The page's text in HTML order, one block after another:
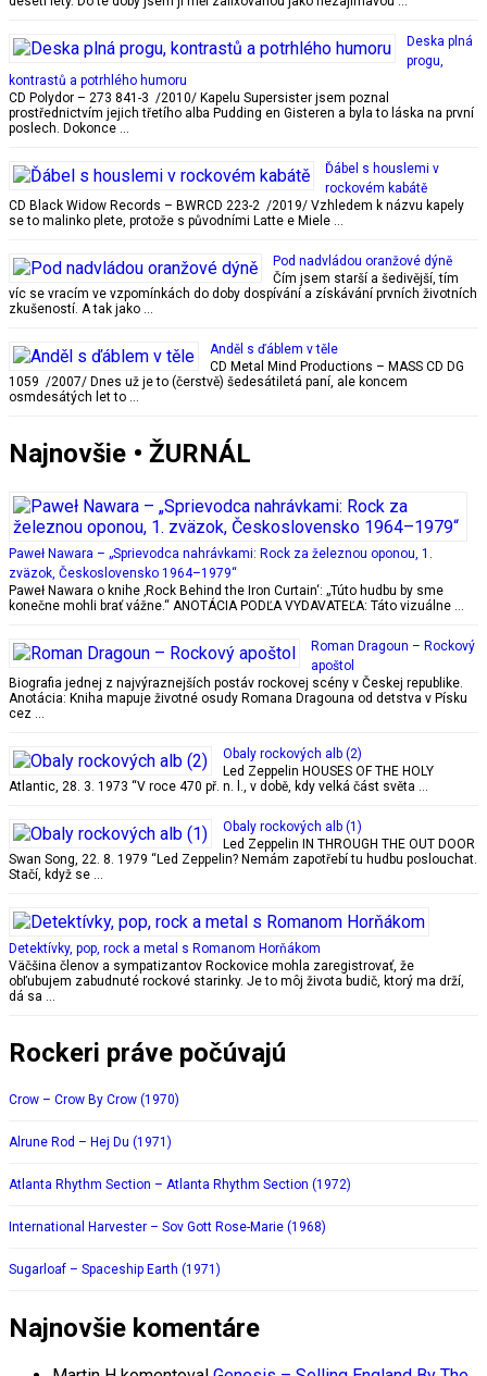
Deska plná
progu,
kontrastů a potrhlého humoru
CD Polydor – 273 841-3 /2010/ Kapelu Supersister jsem poznal
prostřednictvím jejich třetího alba Pudding en Gisteren a byla to láska na první
poslech. Dokonce …
Ďábel s houslemi v
rockovém kabátě
CD Black Widow Records – BWRCD 223-2 /2019/ Vzhledem k názvu kapely
se to malinko plete, protože s původními Latte e Miele …
Pod nadvládou oranžové dýně
Čím jsem starší a šedivější, tím
víc se vracím ve vzpomínkách do doby dospívání a získávání prvních životních
zkušeností. A tak jako …
Anděl s ďáblem v těle
CD Metal Mind Productions – MASS CD DG
1059 /2007/ Dnes už je to (čerstvě) šedesátiletá paní, ale koncem
osmdesátých let to …
Najnovšie • ŽURNÁL
Paweł Nawara – „Sprievodca nahrávkami: Rock za železnou oponou, 1.
zväzok, Československo 1964–1979“
Paweł Nawara o knihe ‚Rock Behind the Iron Curtain‘: „Túto hudbu by sme
konečne mohli brať vážne.“ ANOTÁCIA PODĽA VYDAVATEĽA: Táto vizuálne …
Roman Dragoun – Rockový
apoštol
Biografia jednej z najvýraznejších postáv rockovej scény v Českej republike.
Anotácia: Kniha mapuje životné osudy Romana Dragouna od detstva v Písku
cez …
Obaly rockových alb (2)
Led Zeppelin HOUSES OF THE HOLY
Atlantic, 28. 3. 1973 “V roce 470 př. n. l., v době, kdy velká část světa …
Obaly rockových alb (1)
Led Zeppelin IN THROUGH THE OUT DOOR
Swan Song, 22. 8. 1979 “Led Zeppelin? Nemám zapotřebí tu hudbu poslouchat.
Stačí, když se …
Detektívky, pop, rock a metal s Romanom Horňákom
Väčšina členov a sympatizantov Rockovice mohla zaregistrovať, že
obľubujem zabudnuté rockové starinky. Je to môj života budič, ktorý ma drží,
dá sa …
Rockeri práve počúvajú
Crow – Crow By Crow (1970)
Alrune Rod – Hej Du (1971)
Atlanta Rhythm Section – Atlanta Rhythm Section (1972)
International Harvester – Sov Gott Rose-Marie (1968)
Sugarloaf – Spaceship Earth (1971)
Najnovšie komentáre